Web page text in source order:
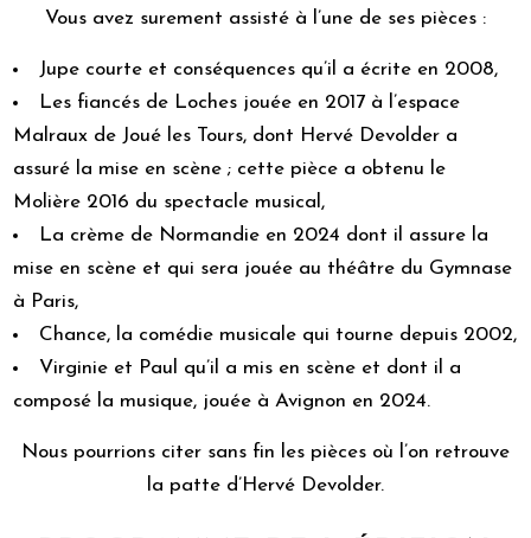
Vous avez surement assisté à l’une de ses pièces :
Jupe courte et conséquences qu’il a écrite en 2008,
Les fiancés de Loches jouée en 2017 à l’espace
Malraux de Joué les Tours, dont Hervé Devolder a
assuré la mise en scène ; cette pièce a obtenu le
Molière 2016 du spectacle musical,
La crème de Normandie en 2024 dont il assure la
mise en scène et qui sera jouée au théâtre du Gymnase
à Paris,
Chance, la comédie musicale qui tourne depuis 2002,
Virginie et Paul qu’il a mis en scène et dont il a
composé la musique, jouée à Avignon en 2024.
Nous pourrions citer sans fin les pièces où l’on retrouve
la patte d’Hervé Devolder.